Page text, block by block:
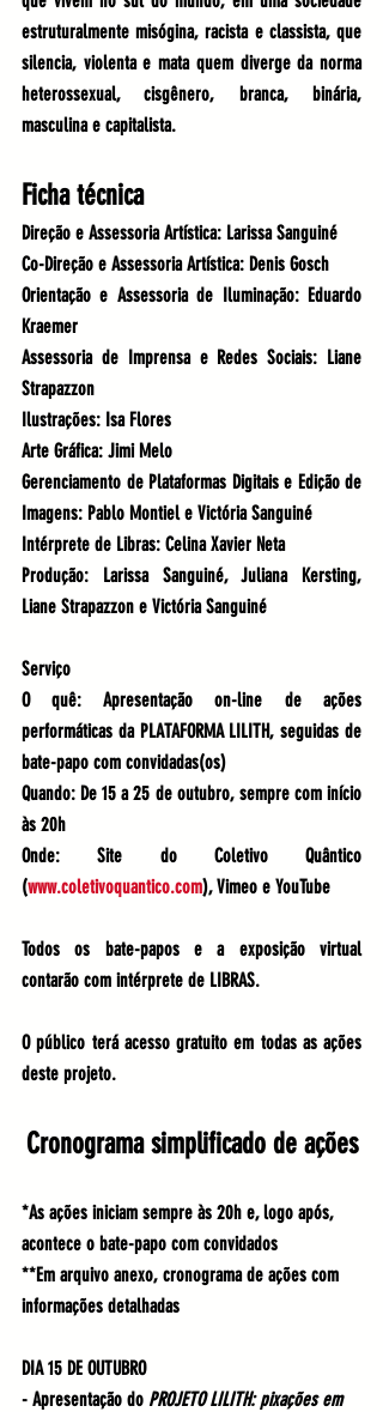
estruturalmente misógina, racista e classista, que
silencia, violenta e mata quem diverge da norma
heterossexual, cisgênero, branca, binária,
masculina e capitalista.
Ficha técnica
Direção e Assessoria Artística: Larissa Sanguiné
Co-Direção e Assessoria Artística: Denis Gosch
Orientação e Assessoria de Iluminação: Eduardo
Kraemer
Assessoria de Imprensa e Redes Sociais: Liane
Strapazzon
Ilustrações: Isa Flores
Arte Gráfica: Jimi Melo
Gerenciamento de Plataformas Digitais e Edição de
Imagens: Pablo Montiel e Victória Sanguiné
Intérprete de Libras: Celina Xavier Neta
Produção: Larissa Sanguiné, Juliana Kersting,
Liane Strapazzon e Victória Sanguiné
Serviço
O quê: Apresentação on-line de ações
performáticas da PLATAFORMA LILITH, seguidas de
bate-papo com convidadas(os)
Quando: De 15 a 25 de outubro, sempre com início
às 20h
Onde:
(www.coletivoquantico.com), Vimeo e YouTube
Todos os bate-papos e a exposição virtual
contarão com intérprete de LIBRAS.
O público terá acesso gratuito em todas as ações
deste projeto.
Cronograma simplificado de ações
*As ações iniciam sempre às 20h e, logo após,
acontece o bate-papo com convidados
**Em arquivo anexo, cronograma de ações com
informações detalhadas
DIA 15 DE OUTUBRO
- Apresentação do PROJETO LILITH: pixações em